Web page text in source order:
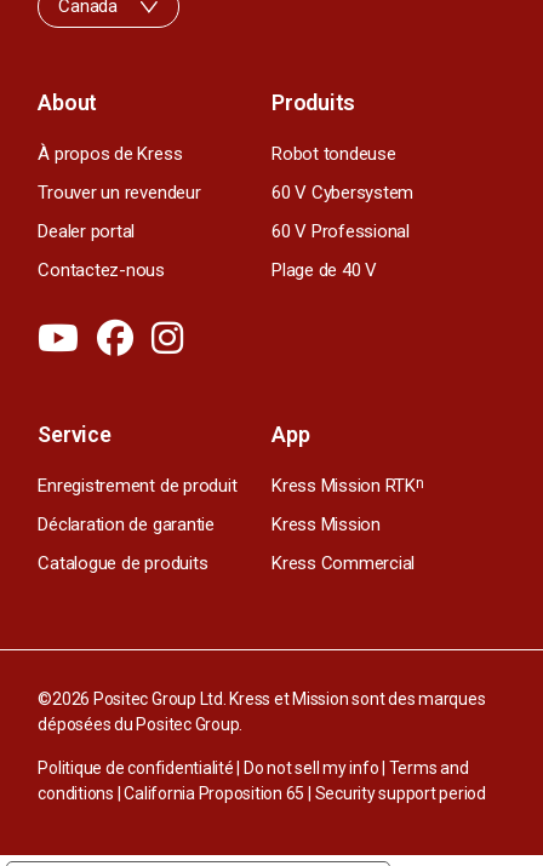
About
À propos de Kress
Trouver un revendeur
Dealer portal
Contactez-nous
Produits
Robot tondeuse
60 V Cybersystem
60 V Professional
Plage de 40 V
Service
Enregistrement de produit
Déclaration de garantie
Catalogue de produits
App
Kress Mission RTKn
Kress Mission
Kress Commercial
Canada
©2026 Positec Group Ltd. Kress et Mission sont des marques
déposées du Positec Group.
Politique de confidentialité Do not sell my info Terms and
conditions |California Proposition 65 Security support period